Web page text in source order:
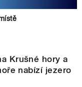
Krušné hory a
nabízí jezero